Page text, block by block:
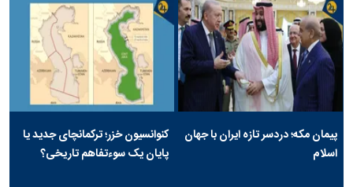
پیمان مکه؛ دردسر تازه ایران با جهان
اسلام
کنوانسیون خزر؛ ترکمانچای جدید یا
پایان یک سوءتفاهم تاریخی؟